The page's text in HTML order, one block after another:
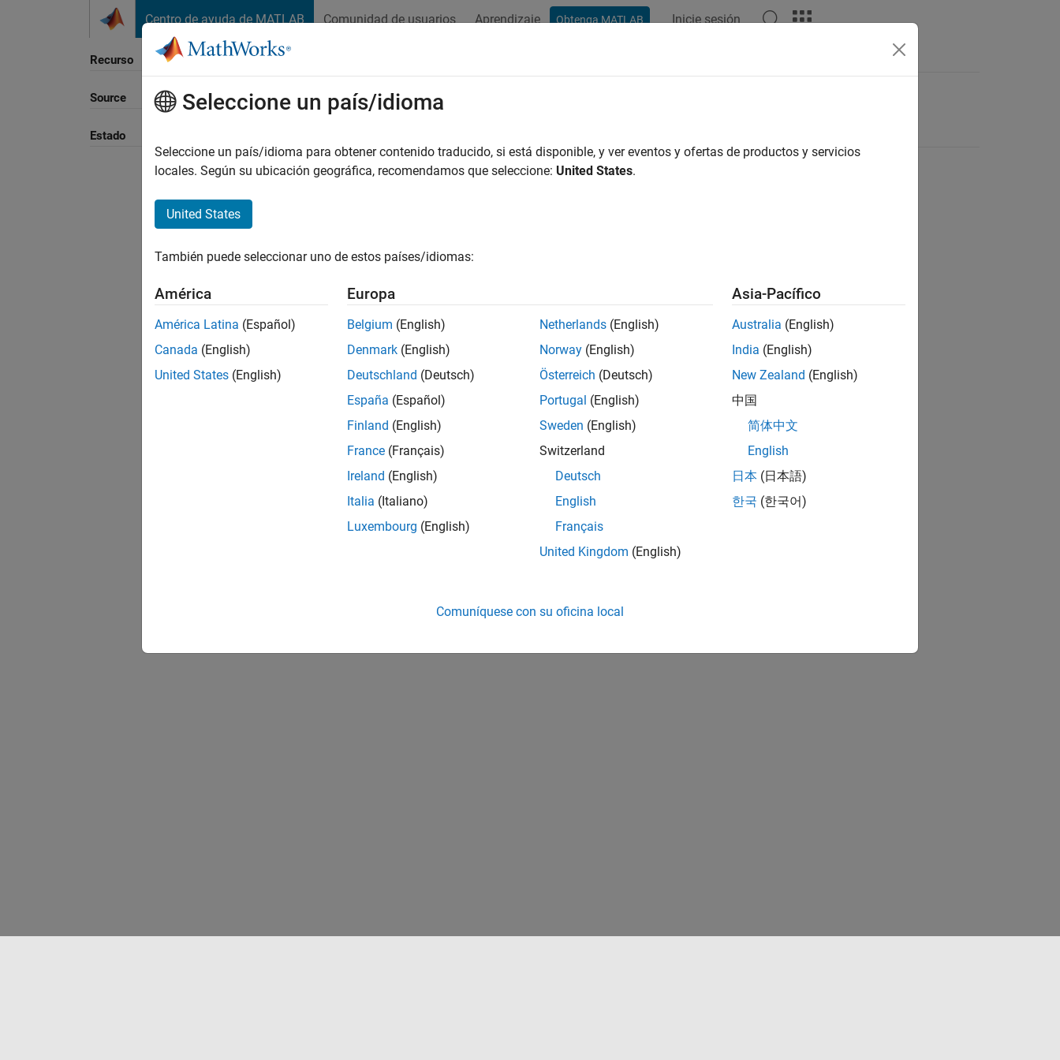
Centro de ayuda de MATLAB Comunidad de usuarios Aprendizaje Obtenga MATLAB Inicie sesión
Recurso
Source
Estado
Ordenar por
Seleccione un país/idioma
Seleccione un país/idioma para obtener contenido traducido, si está disponible, y ver eventos y ofertas de productos y servicios
locales. Según su ubicación geográfica, recomendamos que seleccione: United States.
United States
También puede seleccionar uno de estos países/idiomas:
América
América Latina (Español)
Canada (English)
United States (English)
Europa
Belgium (English)
Denmark (English)
Deutschland (Deutsch)
España (Español)
Finland (English)
France (Français)
Ireland (English)
Italia (Italiano)
Luxembourg (English)
Netherlands (English)
Norway (English)
Österreich (Deutsch)
Portugal (English)
Sweden (English)
Switzerland
Deutsch
English
Français
United Kingdom (English)
Asia-Pacífico
Australia (English)
India (English)
New Zealand (English)
中国
简体中文
English
日本 (日本語)
한국 (한국어)
Comuníquese con su oficina local